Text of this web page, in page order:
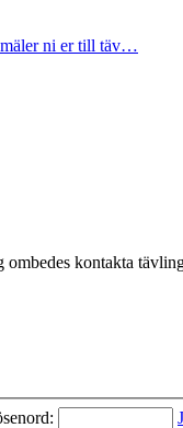
ni er till täv…
kontakta